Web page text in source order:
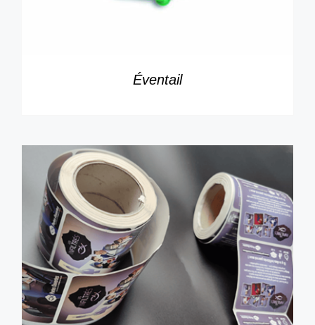
Éventail
DÉTAILS